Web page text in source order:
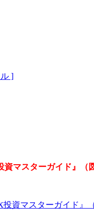
]
資マスターガイド』